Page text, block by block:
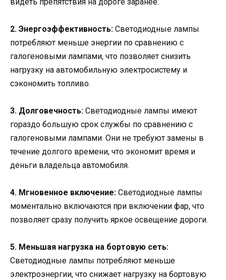
2. Энергоэффективность: Светодиодные лампы
потребляют меньше энергии по сравнению с
галогеновыми лампами, что позволяет снизить
нагрузку на автомобильную электросистему и
сэкономить топливо.
3. Долговечность: Светодиодные лампы имеют
гораздо большую срок службы по сравнению с
галогеновыми лампами. Они не требуют замены в
течение долгого времени, что экономит время и
деньги владельца автомобиля.
4. Мгновенное включение: Светодиодные лампы
моментально включаются при включении фар, что
позволяет сразу получить яркое освещение дороги.
5. Меньшая нагрузка на бортовую сеть:
Светодиодные лампы потребляют меньше
электроэнергии, что снижает нагрузку на бортовую